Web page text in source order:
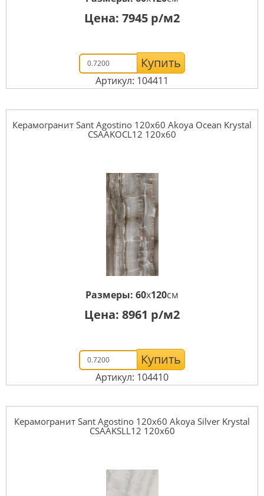
Цена: 7945 р/м2
Купить
Артикул: 104411
Керамогранит Sant Agostino 120x60 Akoya Ocean Krystal
CSAAKOCL12 120x60
Размеры: 60x120см
Цена: 8961 р/м2
Купить
Артикул: 104410
Керамогранит Sant Agostino 120x60 Akoya Silver Krystal
CSAAKSLL12 120x60